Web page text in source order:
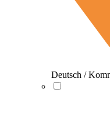
Deutsch /